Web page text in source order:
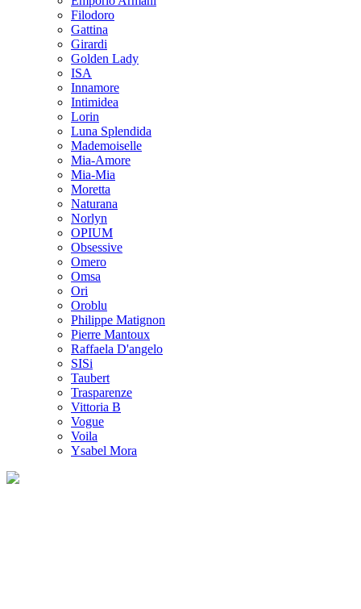
Filodoro
Gattina
Girardi
Golden Lady
ISA
Innamore
Intimidea
Lorin
Luna Splendida
Mademoiselle
Mia-Amore
Mia-Mia
Moretta
Naturana
Norlyn
OPIUM
Obsessive
Omero
Omsa
Ori
Oroblu
Philippe Matignon
Pierre Mantoux
Raffaela D'angelo
SISi
Taubert
Trasparenze
Vittoria B
Vogue
Voila
Ysabel Mora